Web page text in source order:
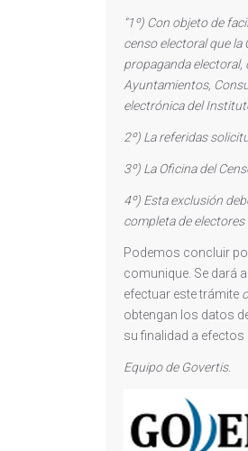
“1º) Con objeto de
censo electoral que la
propaganda
Ayuntamientos,
electrónica del
2º) La referidas
3º) La Oficina del
4º) Esta exclusión
completa de
Podemos concluir
comunique. Se dará
efectuar este trámite
obtengan los datos
su finalidad a
Equipo de Govertis.